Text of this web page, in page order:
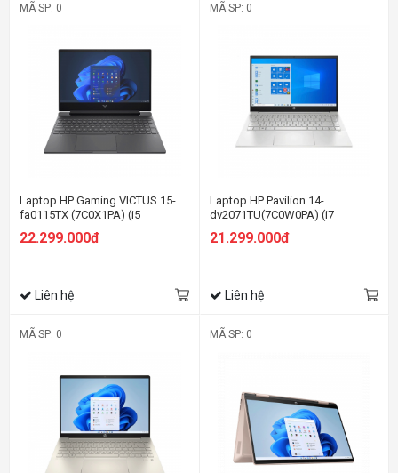
MÃ SP: 0
Laptop HP Gaming VICTUS 15-
fa0115TX (7C0X1PA) (i5
12500H/8GB RAM/512GB
SSD/15.6 FHD 144Hz/GTX 3050
22.299.000đ
Liên hệ
MÃ SP: 0
Laptop HP Pavilion 14-
dv2071TU(7C0W0PA) (i7
1255U/16GB RAM/512GB
SSD/14 FHD/Win11/Bạc)
21.299.000đ
Liên hệ
MÃ SP: 0 MÃ SP: 0